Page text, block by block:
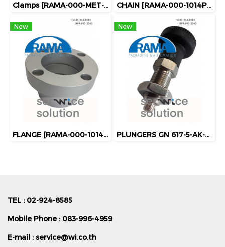
Clamps [RAMA-000-MET-1A-054] CHAIN [RAMA-000-1014P048]
New
FLANGE [RAMA-000-1014P051]
New
PLUNGERS GN 617-5-AK-NI [RAMA-750-04-144]
TEL : 02-924-8585
Mobile Phone : 083-996-4959
E-mail :service@wi.co.th